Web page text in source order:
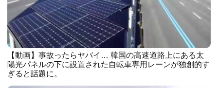
【動画】事故ったらヤバイ… 韓国の高速道路上にある太
陽光パネルの下に設置された自転車専用レーンが独創的す
ぎると話題に。